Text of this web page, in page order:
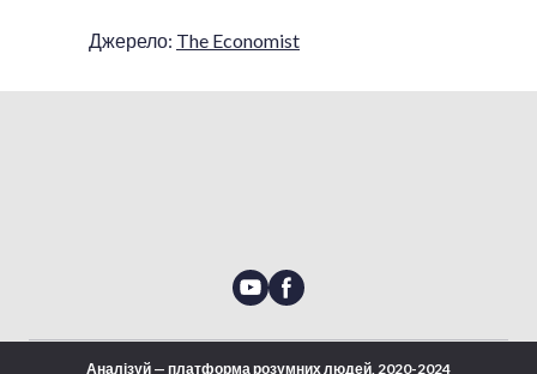
Джерело: The Economist
Аналізуй — платформа розумних людей, 2020-2024